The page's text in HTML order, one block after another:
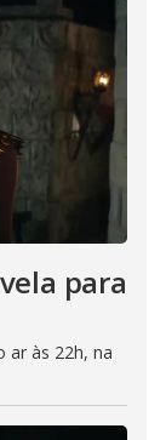
para
ar às 22h, na